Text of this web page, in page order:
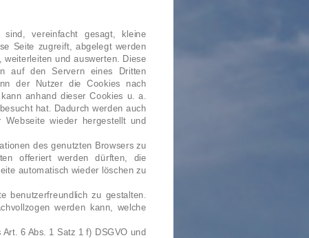
vereinfacht gesagt, kleine
Seite zugreift, abgelegt werden
und auswerten. Diese
auf den Servern eines Dritten
der Nutzer die Cookies nach
anhand dieser Cookies u. a.
hat. Dadurch werden auch
Webseite wieder hergestellt und
des genutzten Browsers zu
offeriert werden dürften, die
automatisch wieder löschen zu
benutzerfreundlich zu gestalten.
werden kann, welche
6 Abs. 1 Satz 1 f) DSGVO und